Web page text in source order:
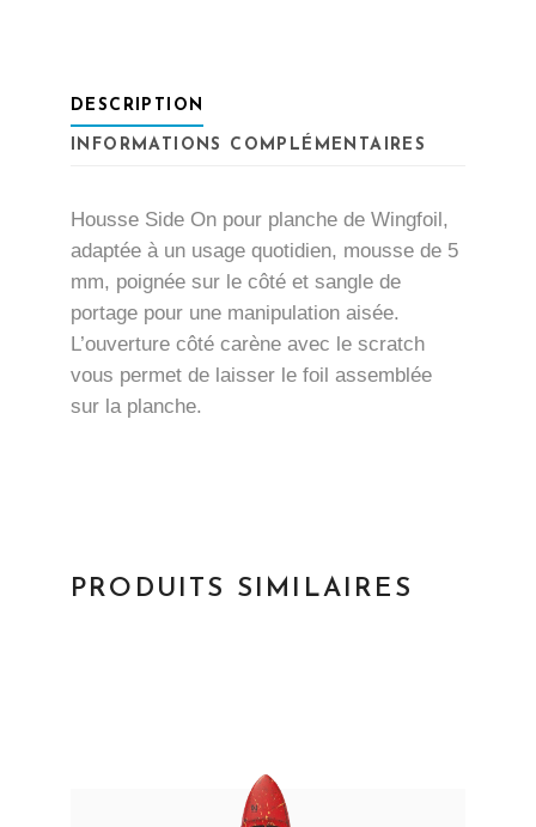
DESCRIPTION
INFORMATIONS COMPLÉMENTAIRES
Housse Side On pour planche de Wingfoil,
adaptée à un usage quotidien, mousse de 5
mm, poignée sur le côté et sangle de
portage pour une manipulation aisée.
L’ouverture côté carène avec le scratch
vous permet de laisser le foil assemblée
sur la planche.
PRODUITS SIMILAIRES